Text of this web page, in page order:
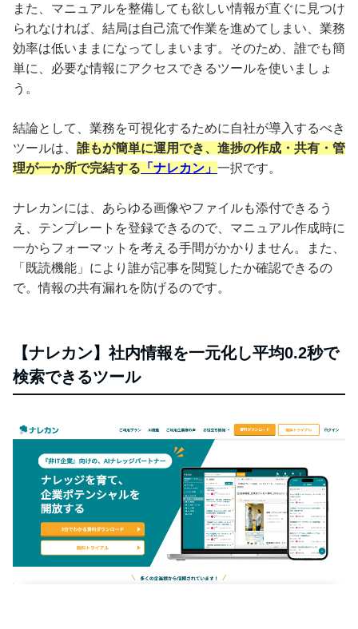
また、マニュアルを整備しても欲しい情報が直ぐに見つけ
られなければ、結局は自己流で作業を進めてしまい、業務
効率は低いままになってしまいます。そのため、誰でも簡
単に、必要な情報にアクセスできるツールを使いましょ
う。
結論として、業務を可視化するために自社が導入するべき
ツールは、 誰もが簡単に運用でき、進捗の作成・共有・管
理が一か所で完結する 「ナレカン」 一択です。
ナレカンには、あらゆる画像やファイルも添付できるう
え、テンプレートを登録できるので、マニュアル作成時に
一からフォーマットを考える手間がかかりません。また、
「既読機能」により誰が記事を閲覧したか確認できるの
で。情報の共有漏れを防げるのです。
【ナレカン】社内情報を一元化し平均0.2秒で
検索できるツール